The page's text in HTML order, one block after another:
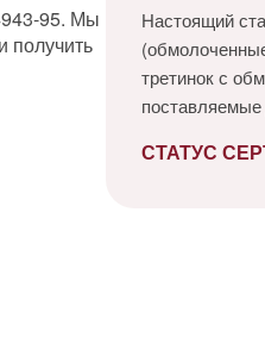
95. Мы
получить
Настоящий
третинок с
СТАТУС